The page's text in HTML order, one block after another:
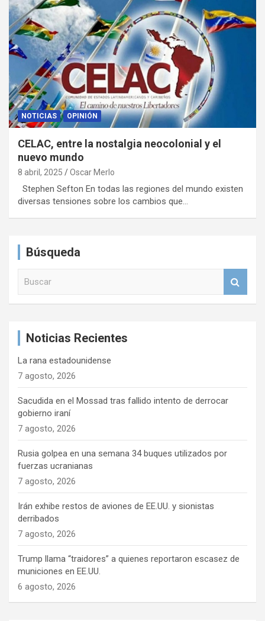
NOTICIAS OPINIÓN
CELAC, entre la nostalgia neocolonial y el
nuevo mundo
8 abril, 2025 Oscar Merlo
Stephen Sefton En todas las regiones del mundo existen
diversas tensiones sobre los cambios que…
Búsqueda
Noticias Recientes
La rana estadounidense
7 agosto, 2026
Sacudida en el Mossad tras fallido intento de derrocar
gobierno iraní
7 agosto, 2026
Rusia golpea en una semana 34 buques utilizados por
fuerzas ucranianas
7 agosto, 2026
Irán exhibe restos de aviones de EE.UU. y sionistas
derribados
7 agosto, 2026
Trump llama “traidores” a quienes reportaron escasez de
municiones en EE.UU.
6 agosto, 2026